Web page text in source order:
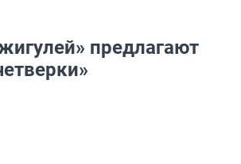
предлагают